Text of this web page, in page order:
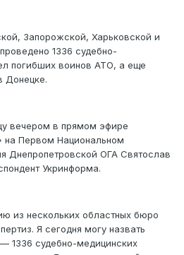
Запорожской, Харьковской и
1336 судебно-
погибших воинов АТО, а еще
Донецке.
вечером в прямом эфире
на Первом Национальном
Днепропетровской ОГА Святослав
Укринформа.
из нескольких областных бюро
Я сегодня могу назвать
1336 судебно-медицинских